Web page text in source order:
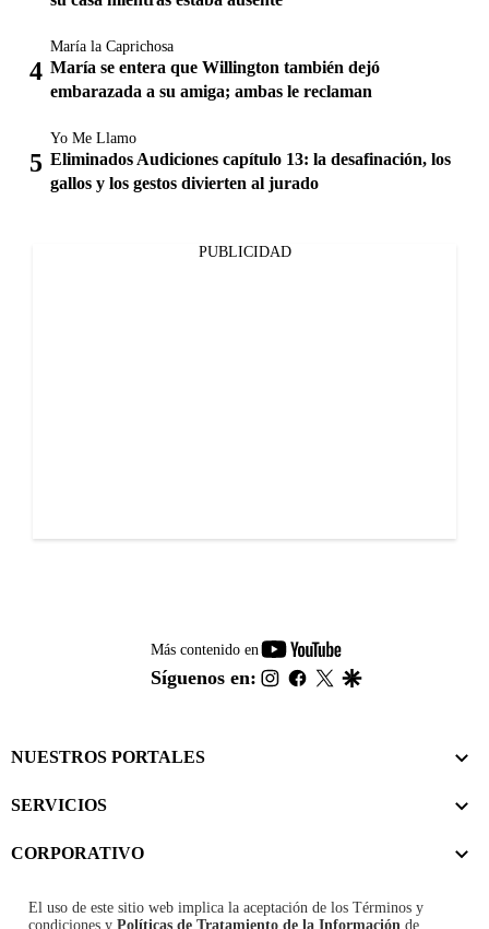
María la Caprichosa
María se entera que Willington también dejó
embarazada a su amiga; ambas le reclaman
Yo Me Llamo
Eliminados Audiciones capítulo 13: la desafinación, los
gallos y los gestos divierten al jurado
PUBLICIDAD
Más contenido en
youtube-
footer
Síguenos en: instagram
facebook
twitter
NUESTROS PORTALES
SERVICIOS
CORPORATIVO
El uso de este sitio web implica la aceptación de los Términos y
condiciones y Políticas de Tratamiento de la Información de